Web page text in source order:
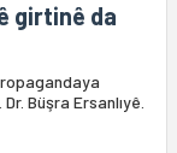
girtinê da
Büşra Ersanlıyê.